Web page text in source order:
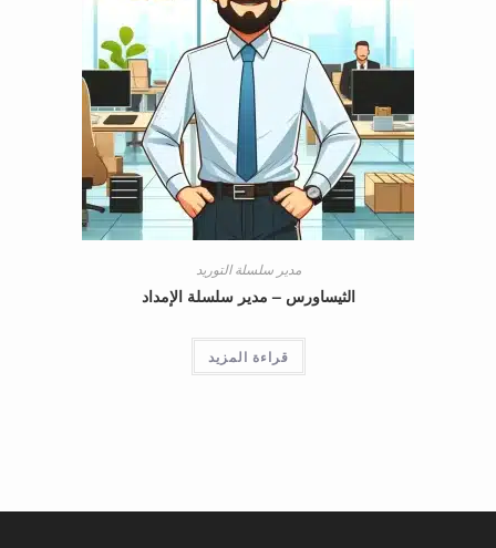
مدير سلسلة التوريد
الثيساورس – مدير سلسلة الإمداد
قراءة المزيد